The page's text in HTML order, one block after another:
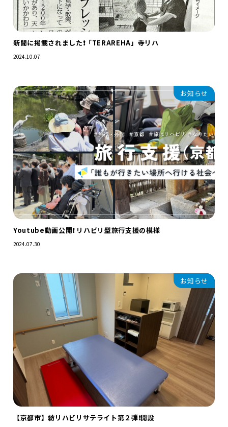
新聞に掲載されました❗️「TERAREHA」寺リハ
2024.10.07
お知らせ
Youtube動画公開❗️ リハビリ型旅行支援の模様
2024.07.30
お知らせ
【京都市】紡リハビリサテライト第２弾❗️開設